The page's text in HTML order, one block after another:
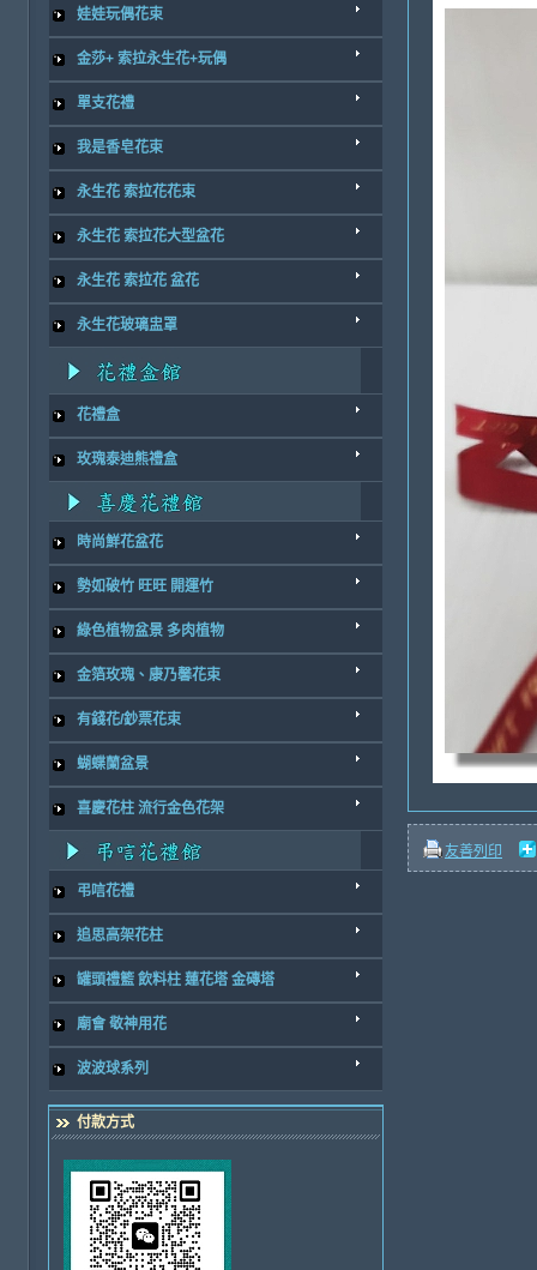
娃娃玩偶花束
金莎+ 索拉永生花+玩偶
單支花禮
我是香皂花束
永生花 索拉花花束
永生花 索拉花大型盆花
永生花 索拉花 盆花
永生花玻璃盅罩
花禮盒
玫瑰泰迪熊禮盒
時尚鮮花盆花
勢如破竹 旺旺 開運竹
綠色植物盆景 多肉植物
金箔玫瑰、康乃馨花束
有錢花/鈔票花束
蝴蝶蘭盆景
喜慶花柱 流行金色花架
弔唁花禮
追思高架花柱
罐頭禮籃 飲料柱 蓮花塔 金磚塔
廟會 敬神用花
波波球系列
付款方式
友善列印